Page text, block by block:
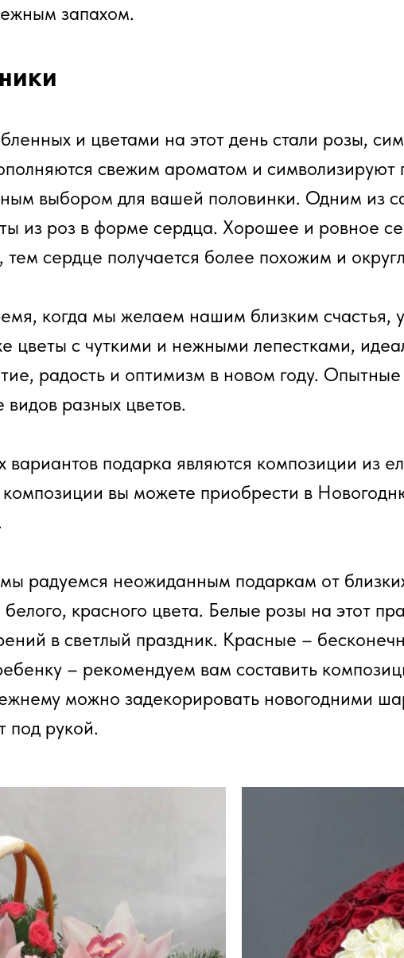
запахом.
и цветами на этот день стали розы,
свежим ароматом и символизируют
выбором для вашей половинки. Одним из
из роз в форме сердца. Хорошее и ровное
сердце получается более похожим и
когда мы желаем нашим близким счастья,
цветы с чуткими и нежными лепестками,
радость и оптимизм в новом году.
разных цветов.
подарка являются композиции из
вы можете приобрести в
радуемся неожиданным подаркам от
красного цвета. Белые розы на этот
в светлый праздник. Красные –
– рекомендуем вам составить
можно задекорировать новогодними
под рукой.